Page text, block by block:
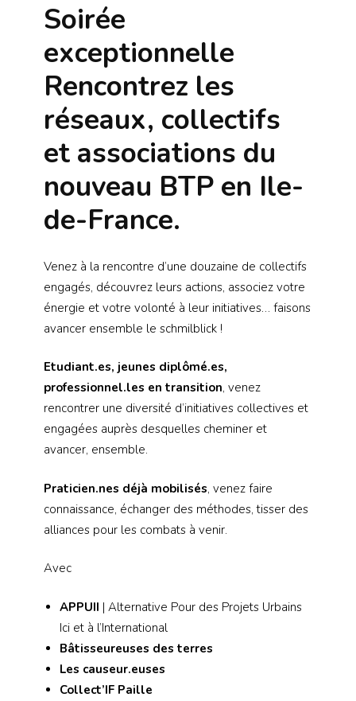
Soirée
exceptionnelle
Rencontrez les
réseaux, collectifs
et associations du
nouveau BTP en Ile-
de-France.
Venez à la rencontre d’une douzaine de collectifs
engagés, découvrez leurs actions, associez votre
énergie et votre volonté à leur initiatives… faisons
avancer ensemble le schmilblick !
Etudiant.es, jeunes diplômé.es,
professionnel.les en transition, venez
rencontrer une diversité d’initiatives collectives et
engagées auprès desquelles cheminer et
avancer, ensemble.
Praticien.nes déjà mobilisés, venez faire
connaissance, échanger des méthodes, tisser des
alliances pour les combats à venir.
Avec
APPUII | Alternative Pour des Projets Urbains
Ici et à l’International
Bâtisseureuses des terres
Les causeur.euses
Collect’IF Paille